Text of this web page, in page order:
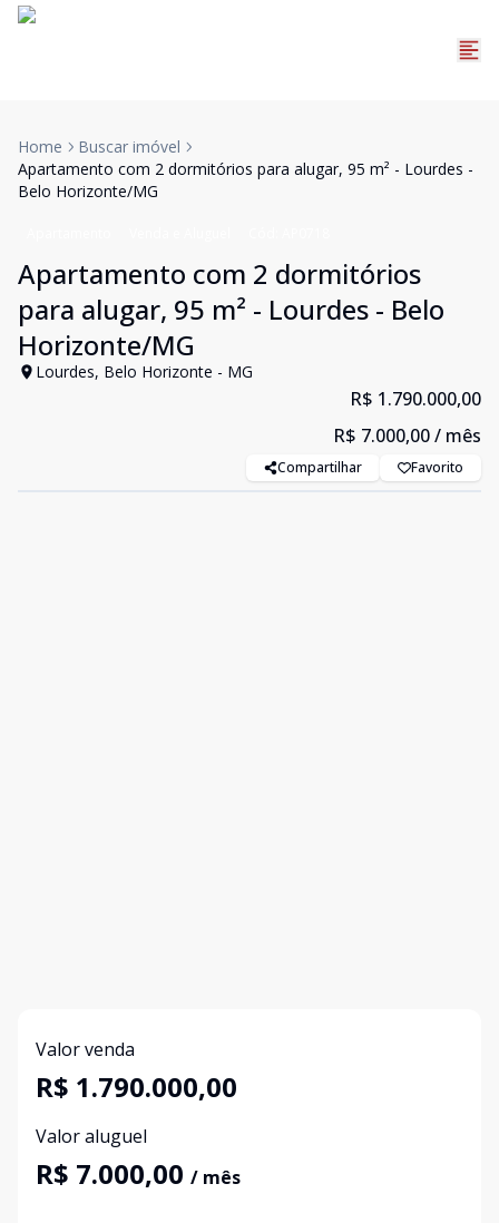
Home
Buscar imóvel
Apartamento com 2 dormitórios para alugar, 95 m² - Lourdes -
Belo Horizonte/MG
Apartamento com 2 dormitórios
para alugar, 95 m² - Lourdes - Belo
Horizonte/MG
Lourdes, Belo Horizonte - MG
R$ 1.790.000,00
R$ 7.000,00/ mês
Compartilhar Favorito
Valor venda
R$ 1.790.000,00
Valor aluguel
R$ 7.000,00 / mês